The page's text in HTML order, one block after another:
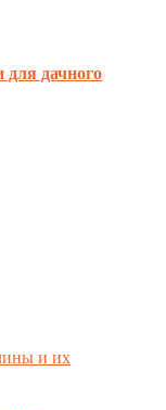
для дачного